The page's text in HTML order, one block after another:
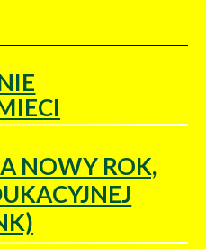
NOWY ROK,